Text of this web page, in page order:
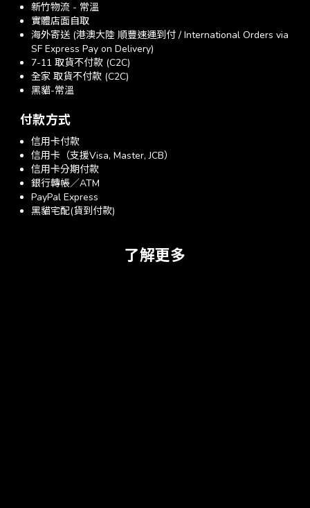
新竹物流 - 常溫
實體店面自取
海外寄送 (港澳大陸 順豐速運到付 / International Orders via
SF Express Pay on Delivery)
7-11 取貨不付款 (C2C)
全家 取貨不付款 (C2C)
黑貓-常溫
付款方式
信用卡付款
信用卡（支援Visa, Master, JCB）
信用卡分期付款
銀行轉帳／ATM
PayPal Express
黑貓宅配(貨到付款)
了解更多